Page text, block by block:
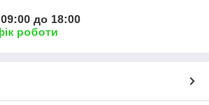
до 18:00
роботи